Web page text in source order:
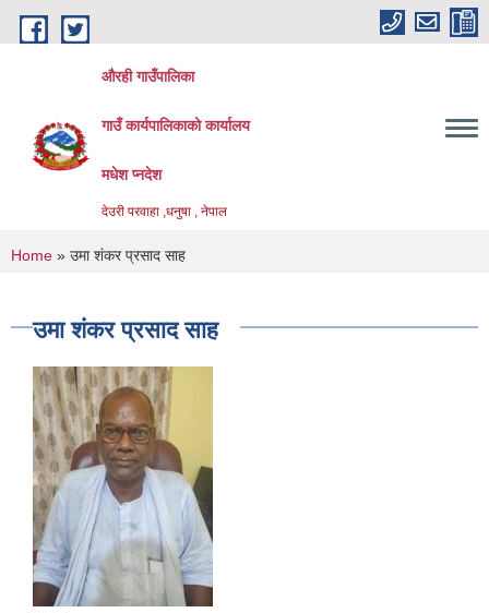
Skip to main content
औरही गाउँपालिका
गाउँ कार्यपालिकाको कार्यालय
मधेश प्नदेश
देउरी परवाहा ,धनुषा , नेपाल
You are here
Home » उमा शंकर प्रसाद साह
उमा शंकर प्रसाद साह